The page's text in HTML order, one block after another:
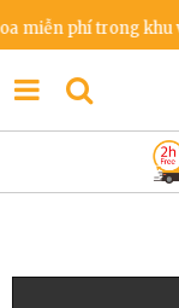
phí trong khu vực